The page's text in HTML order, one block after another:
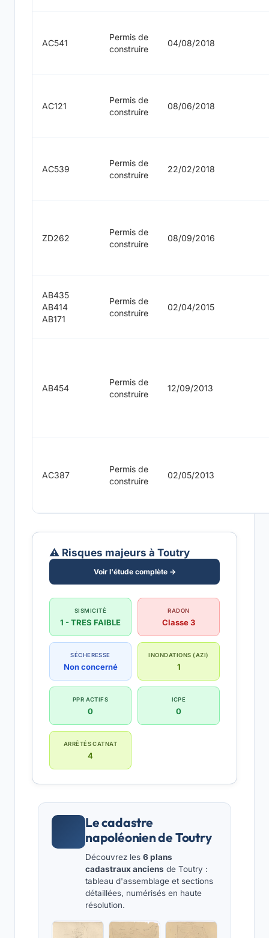
AC541
Permis de
construire
04/08/2018
AC121
Permis de
construire
08/06/2018
AC539
Permis de
construire
22/02/2018
ZD262
Permis de
construire
08/09/2016
AB435
AB414
AB171
Permis de
construire
02/04/2015
AB454
Permis de
construire
12/09/2013
AC387
Permis de
construire
02/05/2013
⚠️ Risques majeurs à Toutry
Voir l'étude complète →
SISMICITÉ
1 - TRES FAIBLE
RADON
Classe 3
SÉCHERESSE
Non concerné
INONDATIONS (AZI)
1
PPR ACTIFS
0
ICPE
0
ARRÊTÉS CATNAT
4
Le cadastre
napoléonien de Toutry
Découvrez les 6 plans
cadastraux anciens de Toutry :
tableau d'assemblage et sections
détaillées, numérisés en haute
résolution.